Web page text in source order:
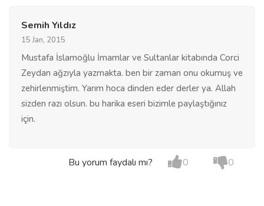
Semih Yıldız
15 Jan, 2015
Mustafa İslamoğlu İmamlar ve Sultanlar kitabında Corci
Zeydan ağzıyla yazmakta. ben bir zaman onu okumuş ve
zehirlenmiştim. Yarım hoca dinden eder derler ya. Allah
sizden razı olsun. bu harika eseri bizimle paylaştığınız
için.
Bu yorum faydalı mı? 0 0